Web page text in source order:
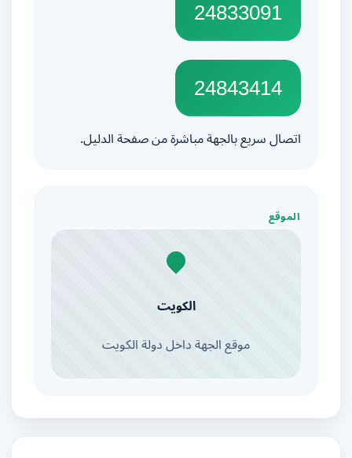
24833091
24843414
اتصال سريع بالجهة مباشرة من صفحة الدليل.
الموقع
الكويت
موقع الجهة داخل دولة الكويت